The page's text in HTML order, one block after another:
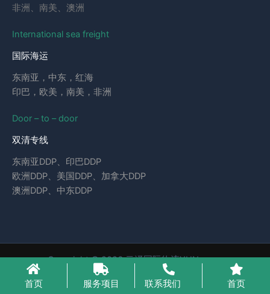
非洲、南美、澳洲
International sea freight
国际海运
东南亚，中东，红海
印巴，欧美，南美，非洲
Door – to – door
双清专线
东南亚DDP、印巴DDP
欧洲DDP、美国DDP、加拿大DDP
澳洲DDP、中东DDP
Copyright © 2026 云泽国际物流YUNcargo
粤ICP备2023046221号-1
首页 服务项目 联系我们 首页